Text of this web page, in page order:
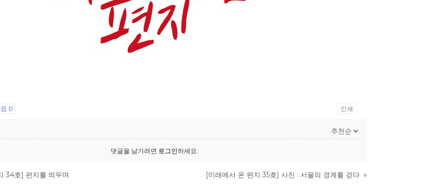
0 인쇄
댓글을 남기려면 로그인하세요.
34호] 편지를 띄우며 [미래에서 온 편지 35호] 사진 : 서울의 경계를 걷다 »